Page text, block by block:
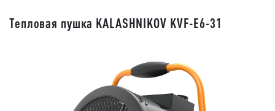
Тепловая пушка KALASHNIKOV KVF-E6-31